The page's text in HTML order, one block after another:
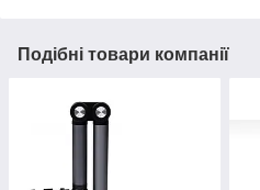
Подібні товари компанії